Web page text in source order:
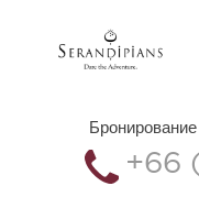
+66